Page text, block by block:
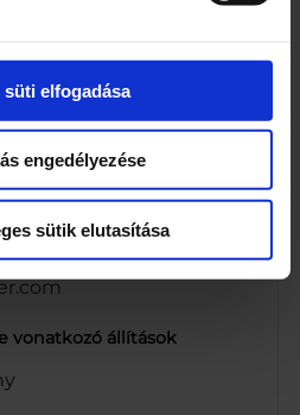
süti elfogadása
engedélyezése
sütik elutasítása
vonatkozó állítások